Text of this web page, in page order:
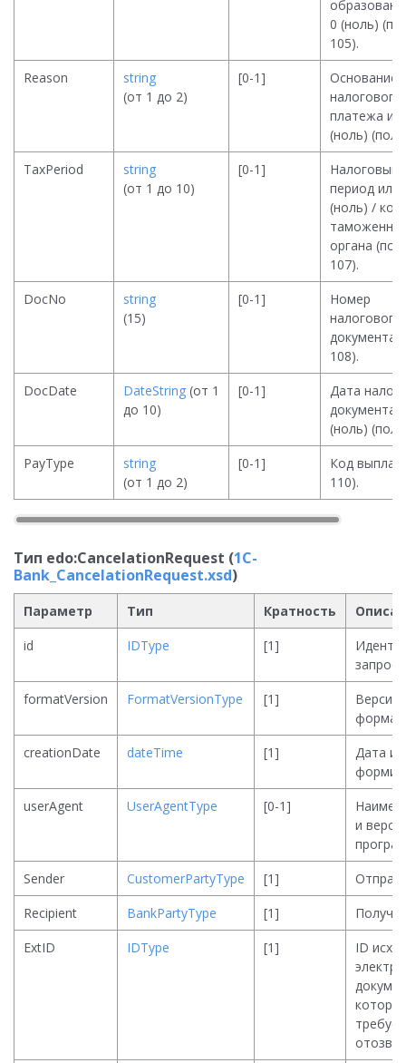
0 (ноль)
105).
Reason
string
(от 1 до 2)
[0-1]
Основание
налогового
платежа
(ноль)
TaxPeriod
string
(от 1 до 10)
[0-1]
Налоговый
период или
(ноль) / код
органа
107).
DocNo
string
(15)
[0-1]
Номер
налогового
документа
108).
DocDate
DateString (от 1
до 10)
[0-1]
Дата
документа
(ноль)
PayType
string
(от 1 до 2)
[0-1]
Код выплат
110).
Тип edo:CancelationRequest (1C-
Bank_CancelationRequest.xsd)
Параметр Тип Кратность
id
IDType [1]
запроса
formatVersion
FormatVersionType [1]
Версия
creationDate
dateTime [1]
Дата и
userAgent
UserAgentType [0-1]
и
Sender
CustomerPartyType [1]
Recipient
BankPartyType [1]
ExtID
IDType [1]
ID